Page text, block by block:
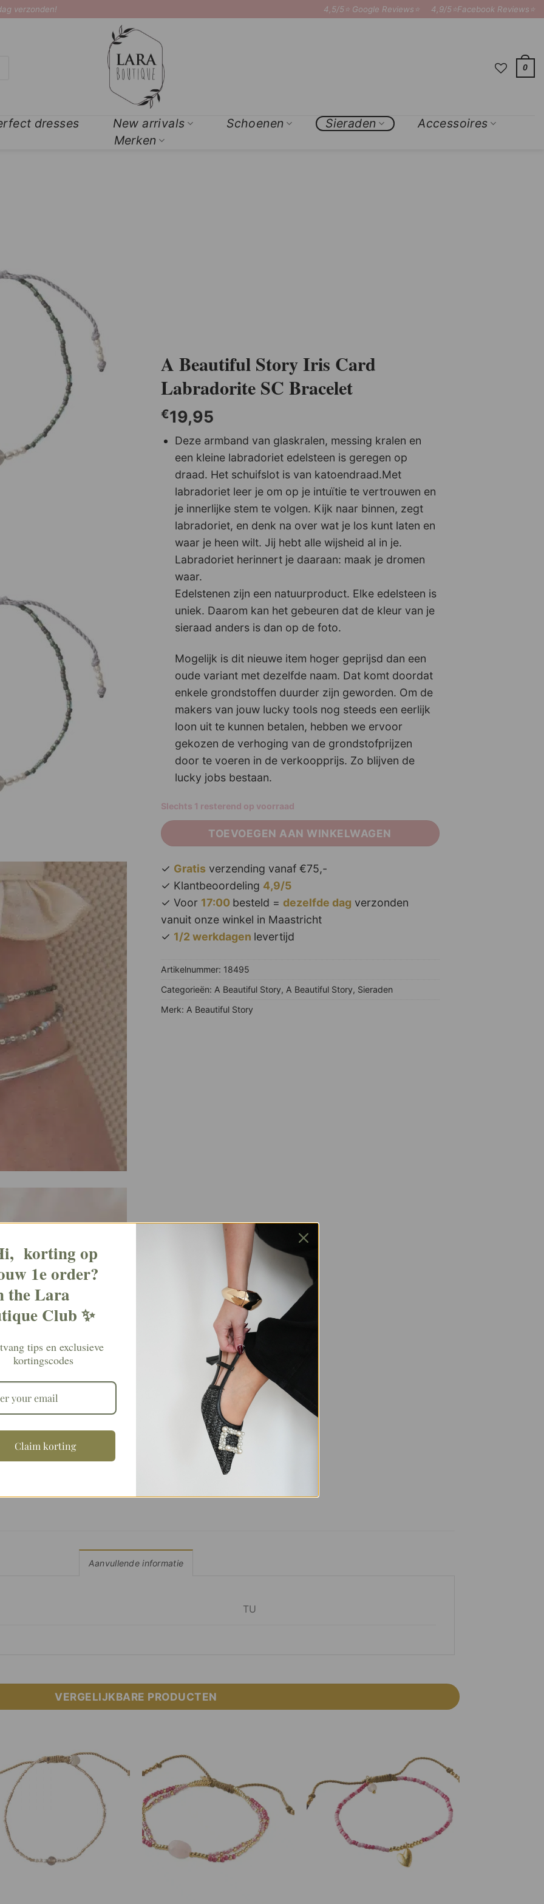
verzonden! 4,5/5⭐ Google Reviews⭐ 4,9/5⭐Facebook Reviews⭐
0
dresses New arrivals Schoenen Sieraden
Accessoires
Merken
A Beautiful Story Talented Garnet Bracelet
A Beautiful Story Iris Card
Labradorite SC Bracelet
€19,95
Deze armband van glaskralen, messing kralen en
een kleine labradoriet edelsteen is geregen op
draad. Het schuifslot is van katoendraad.Met
labradoriet leer je om op je intuïtie te vertrouwen en
je innerlijke stem te volgen. Kijk naar binnen, zegt
labradoriet, en denk na over wat je los kunt laten en
waar je heen wilt. Jij hebt alle wijsheid al in je.
Labradoriet herinnert je daaraan: maak je dromen
waar.
Edelstenen zijn een natuurproduct. Elke edelsteen is
uniek. Daarom kan het gebeuren dat de kleur van je
sieraad anders is dan op de foto.
Mogelijk is dit nieuwe item hoger geprijsd dan een
oude variant met dezelfde naam. Dat komt doordat
enkele grondstoffen duurder zijn geworden. Om de
makers van jouw lucky tools nog steeds een eerlijk
loon uit te kunnen betalen, hebben we ervoor
gekozen de verhoging van de grondstofprijzen
door te voeren in de verkoopprijs. Zo blijven de
lucky jobs bestaan.
Slechts 1 resterend op voorraad
TOEVOEGEN AAN WINKELWAGEN
✓ Gratisverzending vanaf €75,-
✓ Klantbeoordeling 4,9/5
✓ Voor 17:00 besteld = dezelfde dag verzonden
vanuit onze winkel in Maastricht
✓ 1/2 werkdagen levertijd
Artikelnummer: 18495
Categorieën: A Beautiful Story, A Beautiful Story, Sieraden
Merk: A Beautiful Story
Aanvullende informatie
TU
VERGELIJKBARE PRODUCTEN
Add to
Wishlist
Add to
Wishlist
korting op
1e order?
the Lara
Club ✨
tips en exclusieve
kortingscodes
Claim korting